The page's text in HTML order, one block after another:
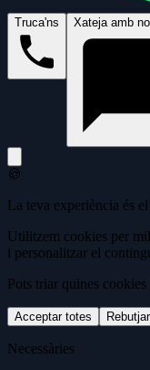
Truca'ns Xateja amb
🍪
La teva experiència és
Utilitzem cookies per
i personalitzar el
Pots triar quines cookies
Acceptar totes
Necessàries